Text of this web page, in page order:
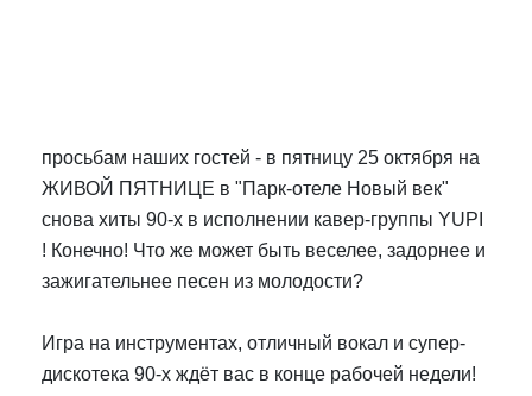
просьбам наших гостей - в пятницу 25 октября на
ЖИВОЙ ПЯТНИЦЕ в "Парк-отеле Новый век"
снова хиты 90-х в исполнении кавер-группы YUPI
! Конечно! Что же может быть веселее, задорнее и
зажигательнее песен из молодости?
Игра на инструментах, отличный вокал и супер-
дискотека 90-х ждёт вас в конце рабочей недели!